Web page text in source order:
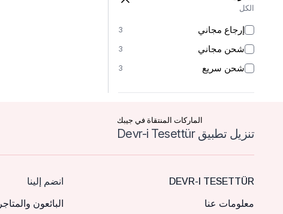
الكل
إرجاع مجاني 3
شحن مجاني 3
شحن سريع 3
الماركات المنتقاة في جيبك
تنزيل تطبيق Devr-i Tesettür
DEVR-I TESETTÜR
معلومات عنا
انضم إلينا
البائعون والمتاجر